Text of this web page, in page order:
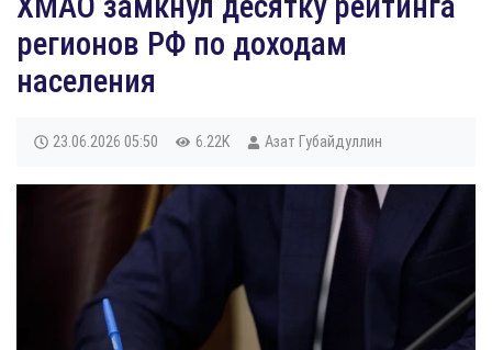
регионов РФ по доходам
населения
23.06.2026 05:50 6.22K Азат Губайдуллин